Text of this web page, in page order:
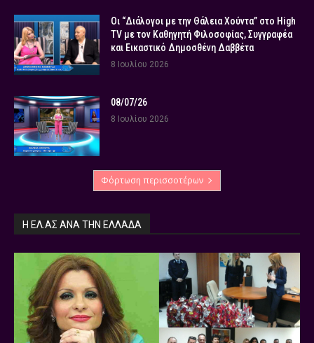
Οι “Διάλογοι με την Θάλεια Χούντα” στο High
TV με τον Καθηγητή Φιλοσοφίας, Συγγραφέα
και Εικαστικό Δημοσθένη Δαββέτα
8 Ιουλίου 2026
08/07/26
8 Ιουλίου 2026
Φόρτωση περισσοτέρων
Η ΕΛ.ΑΣ ΑΝΆ ΤΗΝ ΕΛΛΆΔΑ